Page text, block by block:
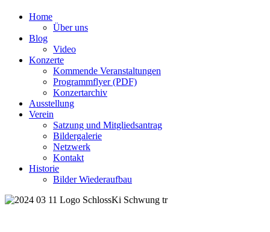
Home
Über uns
Blog
Video
Konzerte
Kommende Veranstaltungen
Programmflyer (PDF)
Konzertarchiv
Ausstellung
Verein
Satzung und Mitgliedsantrag
Bildergalerie
Netzwerk
Kontakt
Historie
Bilder Wiederaufbau